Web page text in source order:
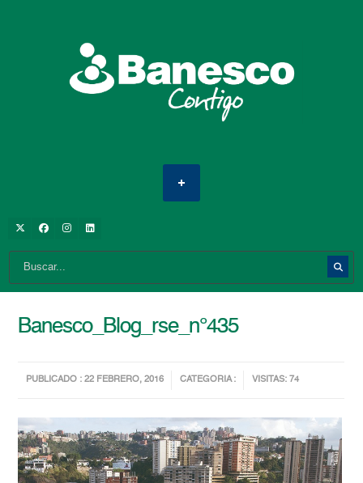
Banesco_Blog_rse_n°435
PUBLICADO : 22 FEBRERO, 2016 CATEGORIA : VISITAS: 74